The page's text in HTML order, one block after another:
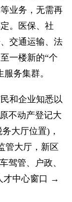
业务，无需再
。医保、社
交通运输、法
一楼新的“个
务集群。
和企业知悉以
不动产登记大
大厅位置)，
管大厅，新区
驾管、户政、
才中心窗口 →